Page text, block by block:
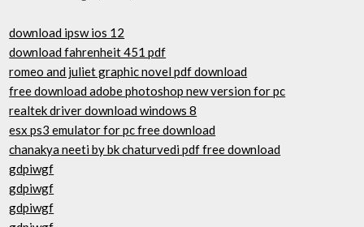
download ipsw ios 12
download fahrenheit 451 pdf
romeo and juliet graphic novel pdf download
free download adobe photoshop new version for pc
realtek driver download windows 8
esx ps3 emulator for pc free download
chanakya neeti by bk chaturvedi pdf free download
gdpiwgf
gdpiwgf
gdpiwgf